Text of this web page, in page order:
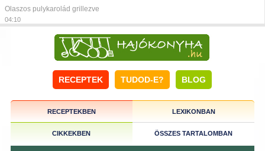
Olaszos pulykarolád grillezve
04:10
RECEPTEK TUDOD-E? BLOG
RECEPTEKBEN LEXIKONBAN
CIKKEKBEN ÖSSZES TARTALOMBAN